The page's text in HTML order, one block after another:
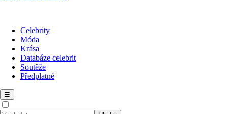
Celebrity
Móda
Krása
Databáze celebrit
Soutěže
Předplatné
☰